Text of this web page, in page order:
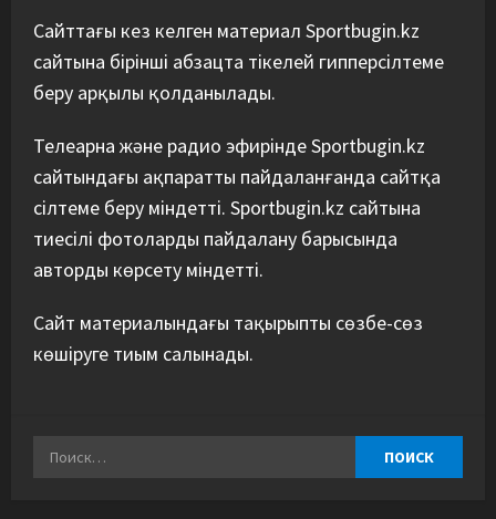
Сайттағы кез келген материал Sportbugin.kz
сайтына бірінші абзацта тікелей гипперсілтеме
беру арқылы қолданылады.
Телеарна және радио эфирінде Sportbugin.kz
сайтындағы ақпаратты пайдаланғанда сайтқа
сілтеме беру міндетті. Sportbugin.kz сайтына
тиесілі фотоларды пайдалану барысында
авторды көрсету міндетті.
Сайт материалындағы тақырыпты сөзбе-сөз
көшіруге тиым салынады.